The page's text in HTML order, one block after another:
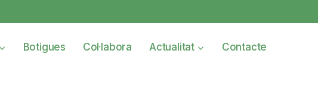
Botigues Col·labora Actualitat Contacte